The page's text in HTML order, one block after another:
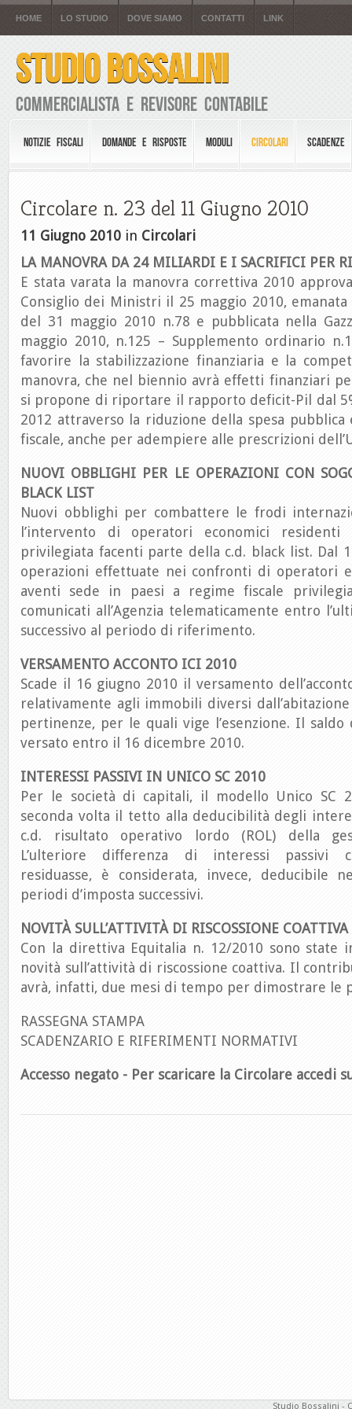
HOME LO STUDIO DOVE SIAMO CONTATTI LINK
STUDIO BOSSALINI
Commercialista e Revisore Contabile
NOTIZIE FISCALI DOMANDE E RISPOSTE MODULI CIRCOLARI SCADENZE
Circolare n. 23 del 11 Giugno 2010
11 Giugno 2010 in Circolari
LA MANOVRA DA 24 MILIARDI E I SACRIFICI PER
E stata varata la manovra correttiva 2010
Consiglio dei Ministri il 25 maggio 2010,
del 31 maggio 2010 n.78 e pubblicata nella
maggio 2010, n.125 – Supplemento ordinario
favorire la stabilizzazione finanziaria e la
manovra, che nel biennio avrà effetti finanziari
si propone di riportare il rapporto deficit-Pil dal
2012 attraverso la riduzione della spesa pubblica
fiscale, anche per adempiere alle prescrizioni
NUOVI OBBLIGHI PER LE OPERAZIONI CON
BLACK LIST
Nuovi obblighi per combattere le frodi
l’intervento di operatori economici
privilegiata facenti parte della c.d. black list. Dal
operazioni effettuate nei confronti di operatori
aventi sede in paesi a regime fiscale
comunicati all’Agenzia telematicamente entro
successivo al periodo di riferimento.
VERSAMENTO ACCONTO ICI 2010
Scade il 16 giugno 2010 il versamento
relativamente agli immobili diversi
pertinenze, per le quali vige l’esenzione. Il saldo
versato entro il 16 dicembre 2010.
INTERESSI PASSIVI IN UNICO SC 2010
Per le società di capitali, il modello Unico SC
seconda volta il tetto alla deducibilità degli
c.d. risultato operativo lordo (ROL) della
L’ulteriore differenza di interessi passivi
residuasse, è considerata, invece, deducibile
periodi d’imposta successivi.
NOVITÀ SULL’ATTIVITÀ DI RISCOSSIONE COATTIVA
Con la direttiva Equitalia n. 12/2010 sono state
novità sull’attività di riscossione coattiva. Il
avrà, infatti, due mesi di tempo per dimostrare le
RASSEGNA STAMPA
SCADENZARIO E RIFERIMENTI NORMATIVI
Accesso negato - Per scaricare la Circolare accedi
Studio Bossalini -